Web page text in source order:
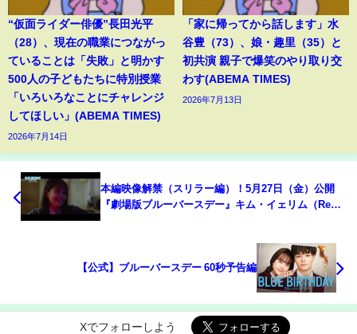
“仮面ライダー俳優”長田光平
（28）、現在の職業につながっ
ていることは「失敗」と明かす
500人の子どもたちに特別授業
「いろいろなことにチャレンジ
してほしい」(ABEMA TIMES)
2026年7月14日
「家に帰ってから話します」水
谷豊（73）、娘・趣里（35）と
初共演 親子で爆笑のやり取り交
わす(ABEMA TIMES)
2026年7月13日
本編映像解禁（スリラー編）！5月27日（金）公開
『劇場版ブルーバースデー』キム・イェリム（Red
【公式】ブルーバースデー 60秒予告編
Xでフォローしよう